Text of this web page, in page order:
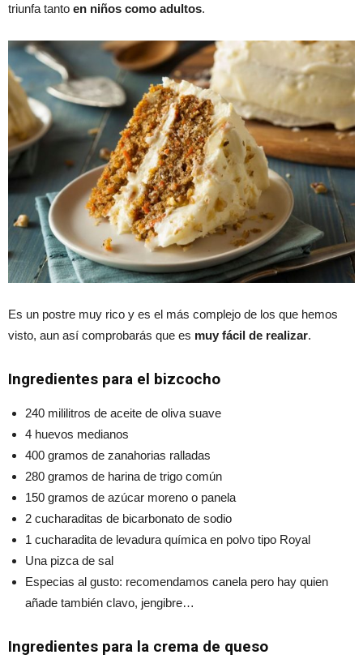
triunfa tanto en niños como adultos.
Es un postre muy rico y es el más complejo de los que hemos
visto, aun así comprobarás que es muy fácil de realizar.
Ingredientes para el bizcocho
240 mililitros de aceite de oliva suave
4 huevos medianos
400 gramos de zanahorias ralladas
280 gramos de harina de trigo común
150 gramos de azúcar moreno o panela
2 cucharaditas de bicarbonato de sodio
1 cucharadita de levadura química en polvo tipo Royal
Una pizca de sal
Especias al gusto: recomendamos canela pero hay quien
añade también clavo, jengibre…
Ingredientes para la crema de queso